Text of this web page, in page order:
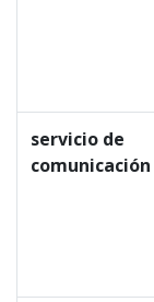
servicio de
comunicación